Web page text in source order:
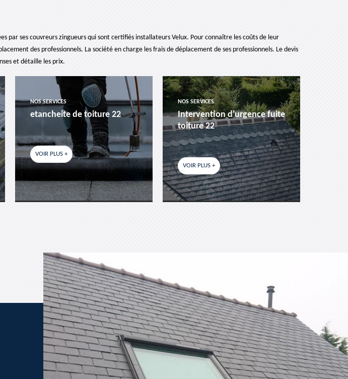
par ses couvreurs zingueurs qui sont certifiés installateurs Velux. Pour connaître les coûts de leur
des professionnels. La société en charge les frais de déplacement de ses professionnels. Le devis
et détaille les prix.
NOS SERVICES
etancheite de toiture 22
VOIR PLUS +
NOS SERVICES
Intervention d'urgence fuite
toiture 22
VOIR PLUS +